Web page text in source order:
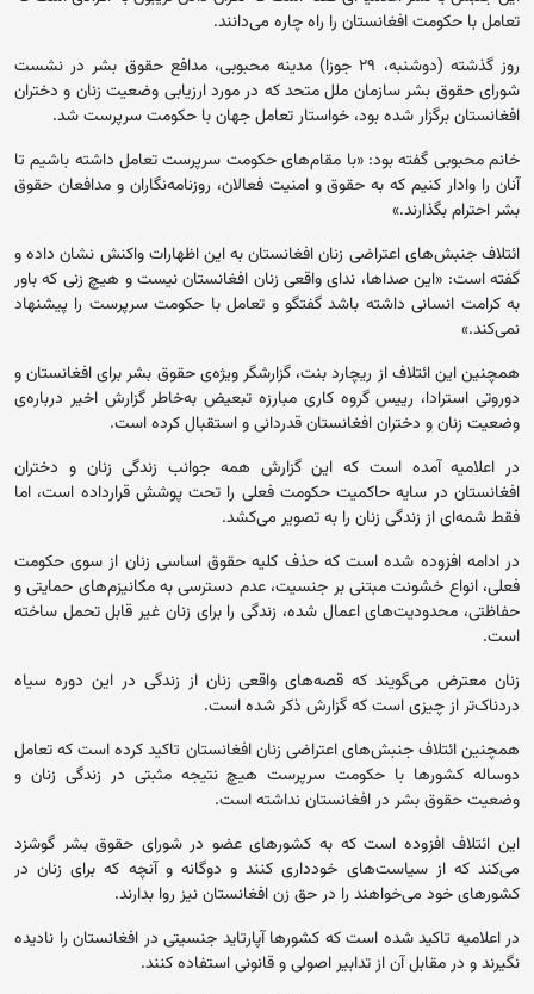
تعامل با حکومت افغانستان را راه چاره می‌دانند.
روز گذشته (دوشنبه، ۲۹ جوزا) مدینه محبوبی، مدافع حقوق بشر در نشست
شورای حقوق بشر سازمان ملل متحد که در مورد ارزیابی وضعیت زنان و دختران
افغانستان برگزار شده بود، خواستار تعامل جهان با حکومت سرپرست شد.
خانم محبوبی گفته بود: «با مقام‌های حکومت سرپرست تعامل داشته باشیم تا
آنان را وادار کنیم که به حقوق و امنیت فعالان، روزنامه‌نگاران و مدافعان حقوق
بشر احترام بگذارند.»
ائتلاف جنبش‌های اعتراضی زنان افغانستان به این اظهارات واکنش نشان داده و
گفته است: «این صداها، ندای واقعی زنان افغانستان نیست و هیچ زنی که باور
به کرامت انسانی داشته باشد گفتگو و تعامل با حکومت سرپرست را پیشنهاد
نمی‌کند.»
همچنین این ائتلاف از ریچارد بنت، گزارشگر ویژه‌ی حقوق بشر برای افغانستان و
دوروتی استرادا، رییس گروه کاری مبارزه تبعیض به‌خاطر گزارش اخیر درباره‌ی
وضعیت زنان و دختران افغانستان قدردانی و استقبال کرده است.
در اعلامیه آمده است که این گزارش همه جوانب زندگی زنان و دختران
افغانستان در سایه حاکمیت حکومت فعلی را تحت پوشش قرارداده است، اما
فقط شمه‌ای از زندگی زنان را به تصویر می‌کشد.
در ادامه افزوده شده است که حذف کلیه حقوق اساسی زنان از سوی حکومت
فعلی، انواع خشونت مبتنی بر جنسیت، عدم دسترسی به مکانیزم‌های حمایتی و
حفاظتی، محدودیت‌های اعمال شده، زندگی را برای زنان غیر قابل تحمل ساخته
است.
زنان معترض می‌گویند که قصه‌های واقعی زنان از زندگی در این دوره سیاه
دردناک‌تر از چیزی است که گزارش ذکر شده است.
همچنین ائتلاف جنبش‌های اعتراضی زنان افغانستان تاکید کرده است که تعامل
دوساله کشورها با حکومت سرپرست هیچ نتیجه مثبتی در زندگی زنان و
وضعیت حقوق بشر در افغانستان نداشته است.
این ائتلاف افزوده است که به کشورهای عضو در شورای حقوق بشر گوشزد
می‌کند که از سیاست‌های خودداری کنند و دوگانه و آنچه که برای زنان در
کشور‌های خود می‌خواهند را در حق زن افغانستان نیز روا بدارند.
در اعلامیه تاکید شده است که کشورها آپارتاید جنسیتی در افغانستان را نادیده
نگیرند و در مقابل آن از تدابیر اصولی و قانونی استفاده کنند.